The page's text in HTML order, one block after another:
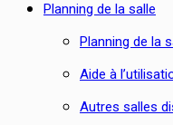
Planning de la salle
Planning de la
Aide à
Autres salles